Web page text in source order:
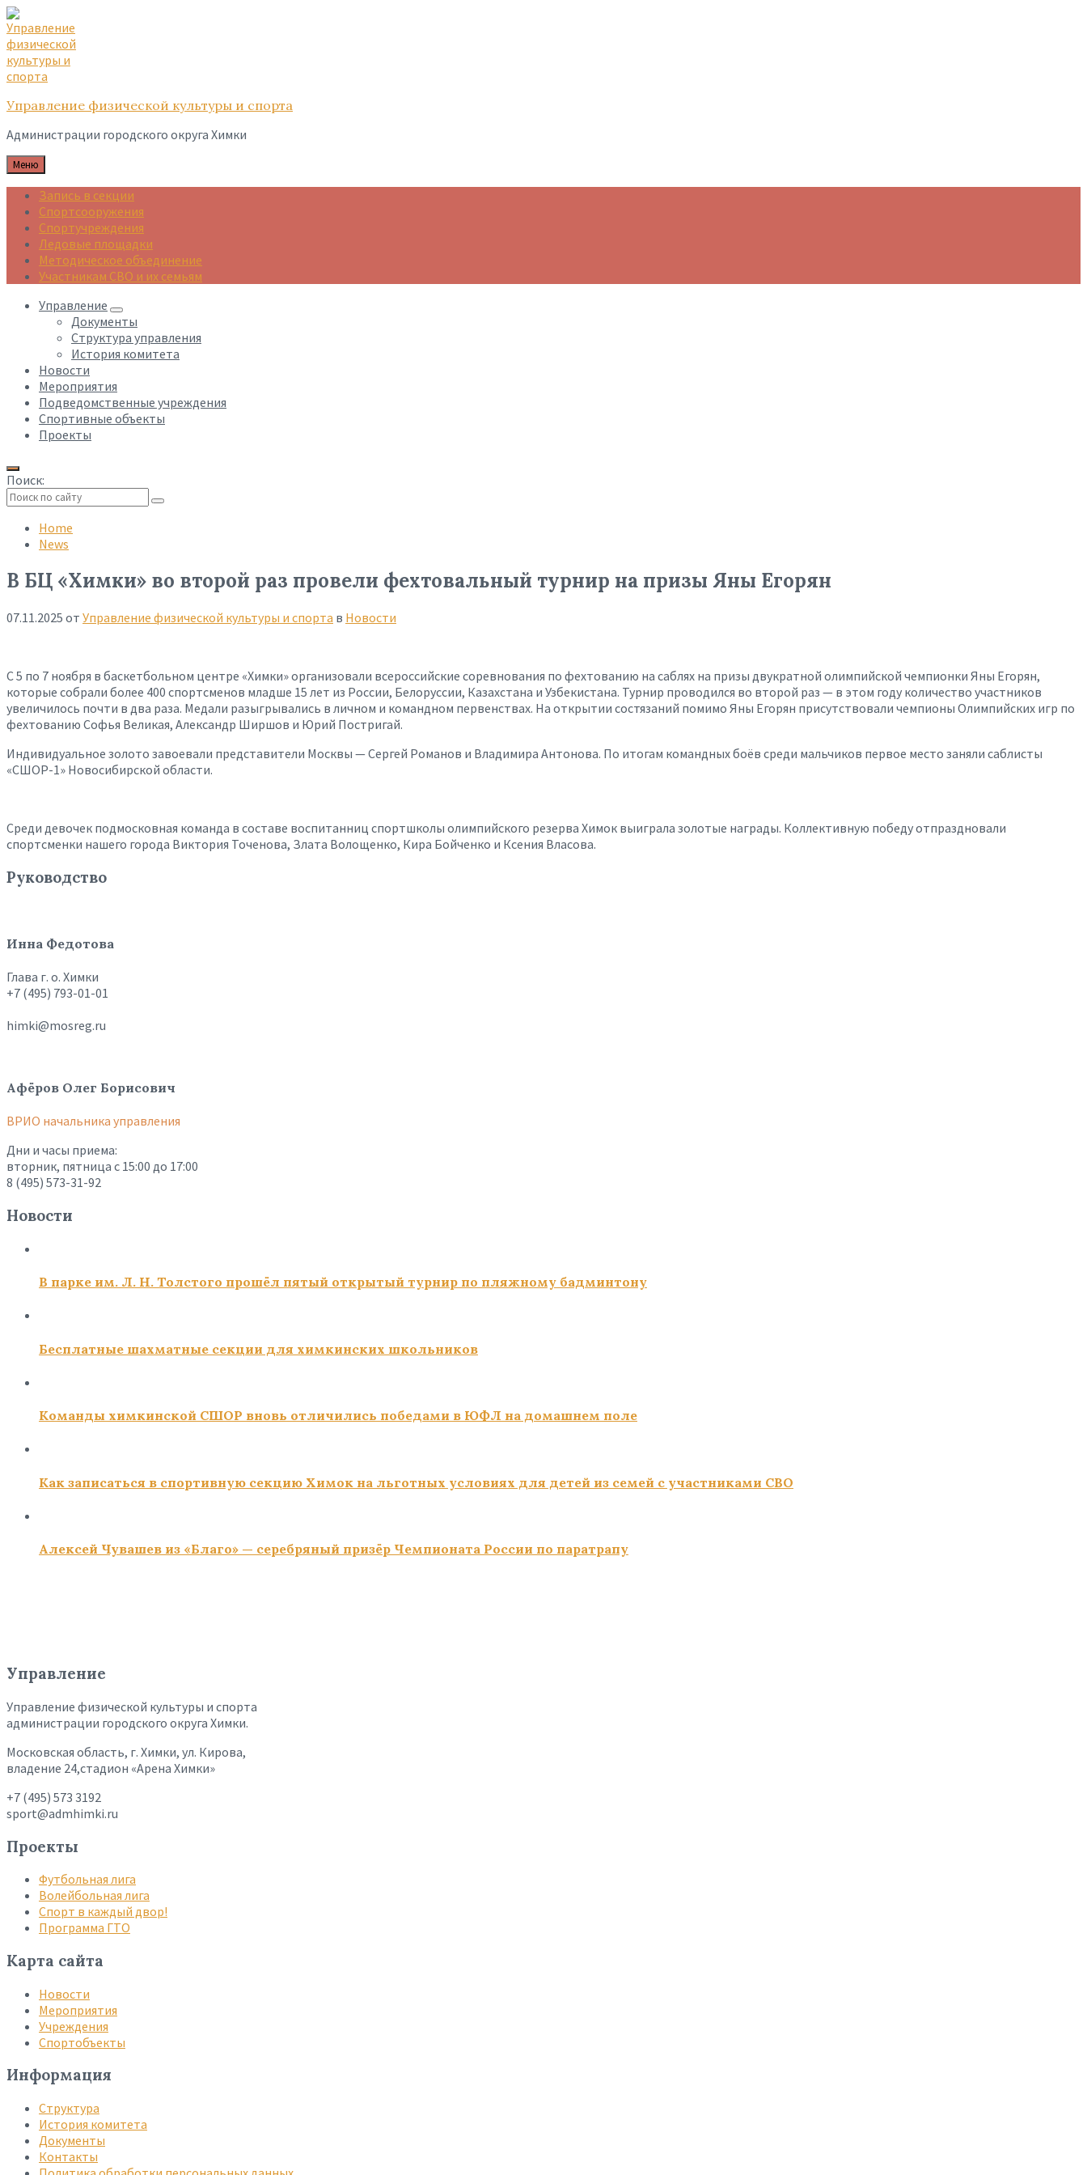
Skip
to
content
Skip
to
main
navigation
Skip
to
footer
Управление физической культуры и спорта
Администрации городского округа Химки
Меню
Запись в секции
Спортсооружения
Спортучреждения
Ледовые площадки
Методическое объединение
Участникам СВО и их семьям
Управление
Документы
Структура управления
История комитета
Новости
Мероприятия
Подведомственные учреждения
Спортивные объекты
Проекты
Поиск:
search
Home
News
В БЦ «Химки» во второй раз провели фехтовальный турнир на призы Яны Егорян
07.11.2025 от Управление физической культуры и спорта в Новости
С 5 по 7 ноября в баскетбольном центре «Химки» организовали всероссийские соревнования по фехтованию на саблях на призы двукратной олимпийской чемпионки Яны Егорян,
которые собрали более 400 спортсменов младше 15 лет из России, Белоруссии, Казахстана и Узбекистана. Турнир проводился во второй раз — в этом году количество участников
увеличилось почти в два раза. Медали разыгрывались в личном и командном первенствах. На открытии состязаний помимо Яны Егорян присутствовали чемпионы Олимпийских игр по
фехтованию Софья Великая, Александр Ширшов и Юрий Постригай.
Индивидуальное золото завоевали представители Москвы — Сергей Романов и Владимира Антонова. По итогам командных боёв среди мальчиков первое место заняли саблисты
«СШОР-1» Новосибирской области.
Среди девочек подмосковная команда в составе воспитанниц спортшколы олимпийского резерва Химок выиграла золотые награды. Коллективную победу отпраздновали
спортсменки нашего города Виктория Точенова, Злата Волощенко, Кира Бойченко и Ксения Власова.
Руководство
Инна Федотова
Глава г. о. Химки
+7 (495) 793-01-01
himki@mosreg.ru
Афёров Олег Борисович
ВРИО начальника управления
Дни и часы приема:
вторник, пятница с 15:00 до 17:00
8 (495) 573-31-92
Новости
В парке им. Л. Н. Толстого прошёл пятый открытый турнир по пляжному бадминтону
Бесплатные шахматные секции для химкинских школьников
Команды химкинской СШОР вновь отличились победами в ЮФЛ на домашнем поле
Как записаться в спортивную секцию Химок на льготных условиях для детей из семей с участниками СВО
Алексей Чувашев из «Благо» — серебряный призёр Чемпионата России по паратрапу
Управление
Управление физической культуры и спорта
администрации городского округа Химки.
Московская область, г. Химки, ул. Кирова,
владение 24,стадион «Арена Химки»
+7 (495) 573 3192
sport@admhimki.ru
Проекты
Футбольная лига
Волейбольная лига
Спорт в каждый двор!
Программа ГТО
Карта сайта
Новости
Мероприятия
Учреждения
Спортобъекты
Информация
Структура
История комитета
Документы
Контакты